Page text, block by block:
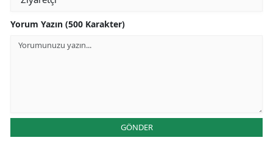
Yorum Yazın (500 Karakter)
GÖNDER